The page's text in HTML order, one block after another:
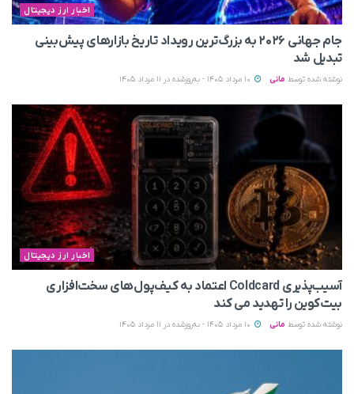
اخبار ارز دیجیتال
جام جهانی ۲۰۲۶ به بزرگ‌ترین رویداد تاریخ بازارهای پیش‌بینی
تبدیل شد
نوشته شده توسط مانی
اخبار ارز دیجیتال
آسیب‌پذیری Coldcard اعتماد به کیف‌پول‌های سخت‌افزاری
بیت‌کوین را تهدید می‌ کند
نوشته شده توسط مانی